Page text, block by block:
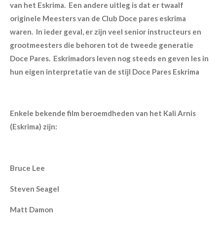
van het Eskrima. Een andere uitleg is dat er twaalf
originele Meesters van de Club Doce pares eskrima
waren. In ieder geval, er zijn veel senior instructeurs en
grootmeesters die behoren tot de tweede generatie
Doce Pares. Eskrimadors leven nog steeds en geven les in
hun eigen interpretatie van de stijl Doce Pares Eskrima
Enkele bekende film beroemdheden van het Kali Arnis
(Eskrima) zijn:
Bruce Lee
Steven Seagel
Matt Damon